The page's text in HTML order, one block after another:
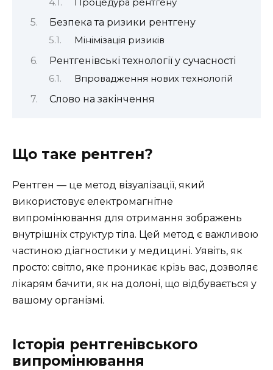
Безпека та ризики рентгену
Мінімізація ризиків
Рентгенівські технології у сучасності
Впровадження нових технологій
Слово на закінчення
Що таке рентген?
Рентген — це метод візуалізації, який
використовує електромагнітне
випромінювання для отримання зображень
внутрішніх структур тіла. Цей метод є важливою
частиною діагностики у медицині. Уявіть, як
просто: світло, яке проникає крізь вас, дозволяє
лікарям бачити, як на долоні, що відбувається у
вашому організмі.
Історія рентгенівського
випромінювання